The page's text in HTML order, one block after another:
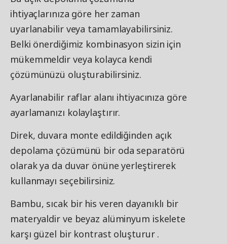
ihtiyaçlarınıza göre her zaman
uyarlanabilir veya tamamlayabilirsiniz.
Belki önerdiğimiz kombinasyon sizin için
mükemmeldir veya kolayca kendi
çözümünüzü oluşturabilirsiniz.
Ayarlanabilir raflar alanı ihtiyacınıza göre
ayarlamanızı kolaylaştırır.
Direk, duvara monte edildiğinden açık
depolama çözümünü bir oda separatörü
olarak ya da duvar önüne yerleştirerek
kullanmayı seçebilirsiniz.
Bambu, sıcak bir his veren dayanıklı bir
materyaldir ve beyaz alüminyum iskelete
karşı güzel bir kontrast oluşturur .